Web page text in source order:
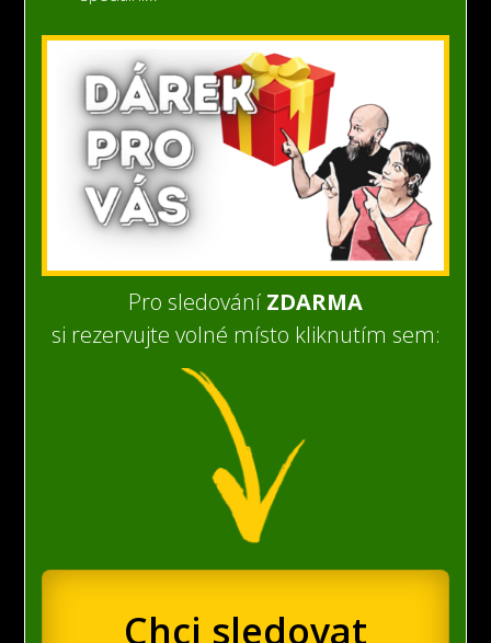
Pro sledování ZDARMA
si rezervujte volné místo kliknutím sem:
Chci sledovat